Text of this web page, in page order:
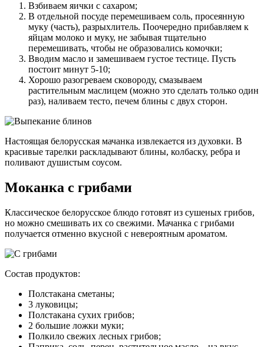
Взбиваем яички с сахаром;
В отдельной посуде перемешиваем соль, просеянную
муку (часть), разрыхлитель. Поочередно прибавляем к
яйцам молоко и муку, не забывая тщательно
перемешивать, чтобы не образовались комочки;
Вводим масло и замешиваем густое тестице. Пусть
постоит минут 5-10;
Хорошо разогреваем сковороду, смазываем
растительным маслицем (можно это сделать только один
раз), наливаем тесто, печем блины с двух сторон.
Настоящая белорусская мачанка извлекается из духовки. В
красивые тарелки раскладывают блины, колбаску, ребра и
поливают душистым соусом.
Моканка с грибами
Классическое белорусское блюдо готовят из сушеных грибов,
но можно смешивать их со свежими. Мачанка с грибами
получается отменно вкусной с невероятным ароматом.
Состав продуктов:
Полстакана сметаны;
3 луковицы;
Полстакана сухих грибов;
2 большие ложки муки;
Полкило свежих лесных грибов;